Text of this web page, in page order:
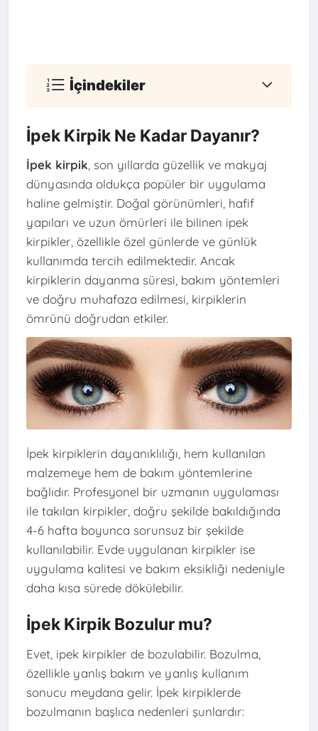
İçindekiler
İpek Kirpik Ne Kadar Dayanır?
İpek kirpik, son yıllarda güzellik ve makyaj
dünyasında oldukça popüler bir uygulama
haline gelmiştir. Doğal görünümleri, hafif
yapıları ve uzun ömürleri ile bilinen ipek
kirpikler, özellikle özel günlerde ve günlük
kullanımda tercih edilmektedir. Ancak
kirpiklerin dayanma süresi, bakım yöntemleri
ve doğru muhafaza edilmesi, kirpiklerin
ömrünü doğrudan etkiler.
İpek kirpiklerin dayanıklılığı, hem kullanılan
malzemeye hem de bakım yöntemlerine
bağlıdır. Profesyonel bir uzmanın uygulaması
ile takılan kirpikler, doğru şekilde bakıldığında
4-6 hafta boyunca sorunsuz bir şekilde
kullanılabilir. Evde uygulanan kirpikler ise
uygulama kalitesi ve bakım eksikliği nedeniyle
daha kısa sürede dökülebilir.
İpek Kirpik Bozulur mu?
Evet, ipek kirpikler de bozulabilir. Bozulma,
özellikle yanlış bakım ve yanlış kullanım
sonucu meydana gelir. İpek kirpiklerde
bozulmanın başlıca nedenleri şunlardır: